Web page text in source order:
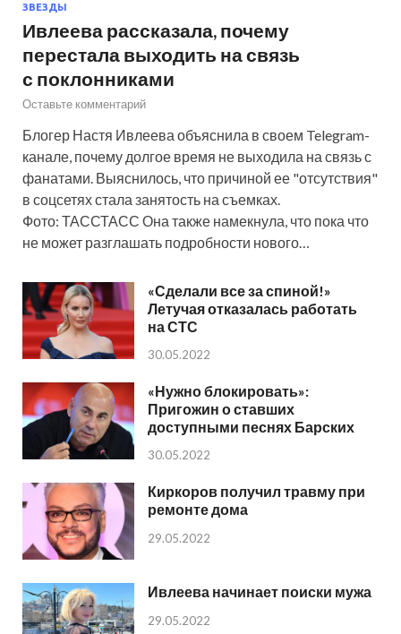
ЗВЕЗДЫ
Ивлеева рассказала, почему
перестала выходить на связь
с поклонниками
Оставьте комментарий
Блогер Настя Ивлеева объяснила в своем Telegram-
канале, почему долгое время не выходила на связь с
фанатами. Выяснилось, что причиной ее "отсутствия"
в соцсетях стала занятость на съемках.
Фото: ТАССТАСС Она также намекнула, что пока что
не может разглашать подробности нового…
«Сделали все за спиной!»
Летучая отказалась работать
на СТС
30.05.2022
«Нужно блокировать»:
Пригожин о ставших
доступными песнях Барских
30.05.2022
Киркоров получил травму при
ремонте дома
29.05.2022
Ивлеева начинает поиски мужа
29.05.2022